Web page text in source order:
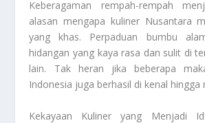
Keberagaman rempah-rempah
alasan mengapa kuliner Nusantara
yang khas. Perpaduan bumbu
hidangan yang kaya rasa dan sulit di
lain. Tak heran jika beberapa
Indonesia juga berhasil di kenal hingga
Kekayaan Kuliner yang Menjadi